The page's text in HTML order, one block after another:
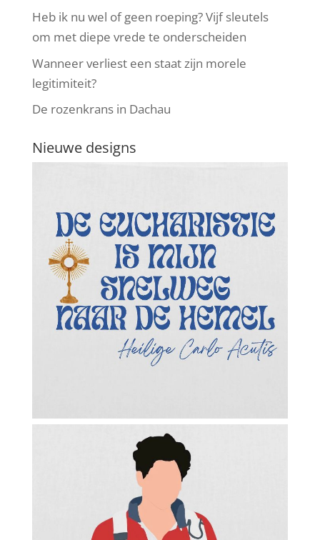
Heb ik nu wel of geen roeping? Vijf sleutels
om met diepe vrede te onderscheiden
Wanneer verliest een staat zijn morele
legitimiteit?
De rozenkrans in Dachau
Nieuwe designs